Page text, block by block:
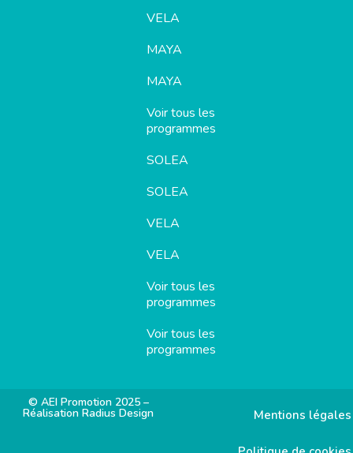
VELA
MAYA
MAYA
Voir tous les
programmes
SOLEA
SOLEA
VELA
VELA
Voir tous les
programmes
Voir tous les
programmes
© AEI Promotion 2025 –
Réalisation Radius Design Mentions légales